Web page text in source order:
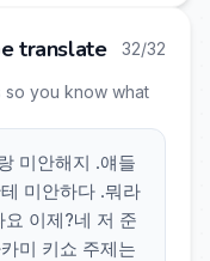
translate 32/32
you know what
미안해지 .얘들
미안하다 .뭐라
이제?네 저 준
미 키쇼 주제는